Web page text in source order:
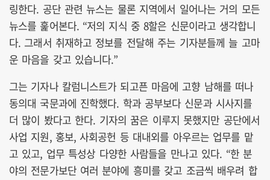
링한다. 공단 관련 뉴스는 물론 지역에서 일어나는 거의 모든
뉴스를 훑어본다. “저의 지식 중 8할은 신문이라고 생각합니
다. 그래서 취재하고 정보를 전달해 주는 기자분들께 늘 고마
운 마음을 갖고 있습니다.”
그는 기자나 칼럼니스트가 되고픈 마음에 고향 남해를 떠나
동의대 국문과에 진학했다. 학과 공부보다 신문과 시사지를
더 많이 봤다고 한다. 기자의 꿈은 이루지 못했지만 공단에서
사업 지원, 홍보, 사회공헌 등 대내외를 아우르는 업무를 맡
고 있고, 업무 특성상 다양한 사람들을 만나고 있다. “한 분
야의 전문가보단 여러 분야에 흥미를 갖고 조금씩 배우려 합